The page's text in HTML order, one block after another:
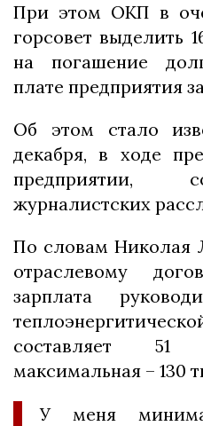
При этом ОКП в
горсовет выделить
на погашение
плате предприятия
Об этом стало
декабря, в ходе
предприятии,
журналистских
По словам Николая
отраслевому
зарплата
составляет 51
максимальная – 130
У меня